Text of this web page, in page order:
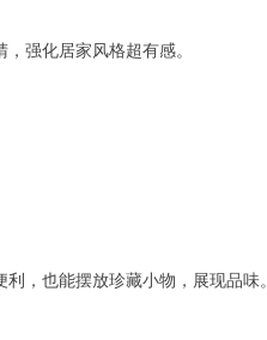
强化居家风格超有感。
，也能摆放珍藏小物，展现品味。